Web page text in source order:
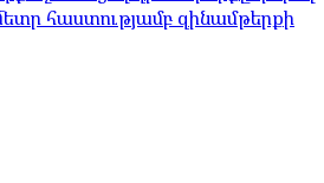
հաստությամբ զինամթերքի